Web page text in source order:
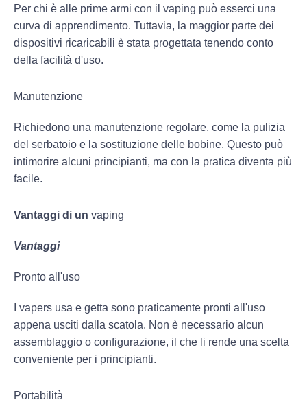
Per chi è alle prime armi con il vaping può esserci una
curva di apprendimento. Tuttavia, la maggior parte dei
dispositivi ricaricabili è stata progettata tenendo conto
della facilità d'uso.
Manutenzione
Richiedono una manutenzione regolare, come la pulizia
del serbatoio e la sostituzione delle bobine. Questo può
intimorire alcuni principianti, ma con la pratica diventa più
facile.
Vantaggi di un vaping
Vantaggi
Pronto all'uso
I vapers usa e getta sono praticamente pronti all'uso
appena usciti dalla scatola. Non è necessario alcun
assemblaggio o configurazione, il che li rende una scelta
conveniente per i principianti.
Portabilità